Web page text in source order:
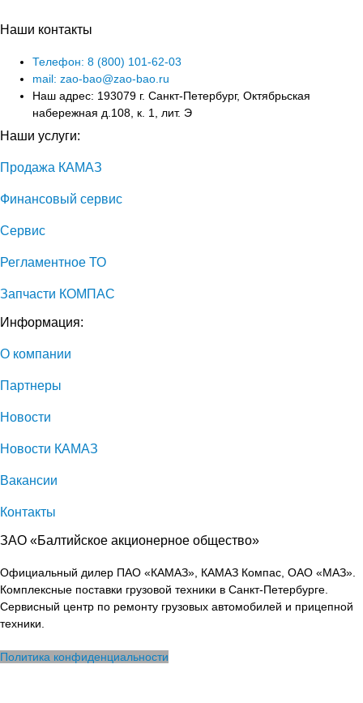
Наши контакты
Телефон: 8 (800) 101-62-03
mail: zao-bao@zao-bao.ru
Наш адрес: 193079 г. Санкт-Петербург, Октябрьская
набережная д.108, к. 1, лит. Э
Наши услуги:
Продажа КАМАЗ
Финансовый сервис
Сервис
Регламентное ТО
Запчасти КОМПАС
Информация:
О компании
Партнеры
Новости
Новости КАМАЗ
Вакансии
Контакты
ЗАО «Балтийское акционерное общество»
Официальный дилер ПАО «КАМАЗ», КАМАЗ Компас, ОАО «МАЗ».
Комплексные поставки грузовой техники в Санкт-Петербурге.
Сервисный центр по ремонту грузовых автомобилей и прицепной
техники.
Политика конфиденциальности